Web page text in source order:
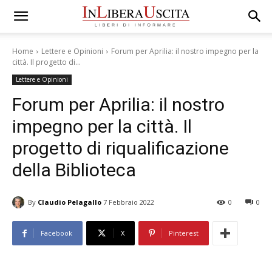
Home Lettere e Opinioni
Forum per Aprilia: il nostro impegno per la
città. Il progetto di...
Lettere e Opinioni
Forum per Aprilia: il nostro
impegno per la città. Il
progetto di riqualificazione
della Biblioteca
By Claudio Pelagallo 7 Febbraio 2022 0
0
Facebook X Pinterest